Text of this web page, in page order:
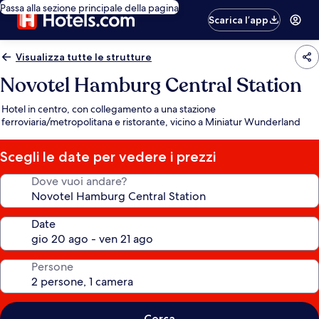
Passa alla sezione principale della pagina
Scarica l’app
Visualizza tutte le strutture
Novotel Hamburg Central Station
Hotel in centro, con collegamento a una stazione
ferroviaria/metropolitana e ristorante, vicino a Miniatur Wunderland
Scegli le date per vedere i prezzi
Dove vuoi andare?
Date
Persone